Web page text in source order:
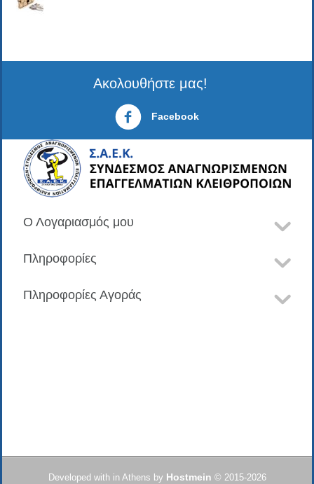
Ακολουθήστε μας!
Facebook
Ο Λογαριασμός μου
Πληροφορίες
Πληροφορίες Αγοράς
Developed with in Athens by Hostmein © 2015-2026